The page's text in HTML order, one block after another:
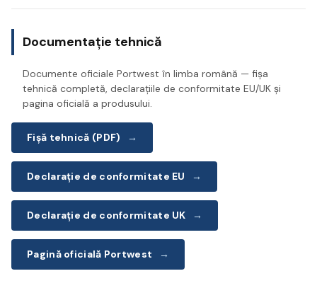
Documentație tehnică
Documente oficiale Portwest în limba română — fișa
tehnică completă, declarațiile de conformitate EU/UK și
pagina oficială a produsului.
Fișă tehnică (PDF) →
Declarație de conformitate EU →
Declarație de conformitate UK →
Pagină oficială Portwest →